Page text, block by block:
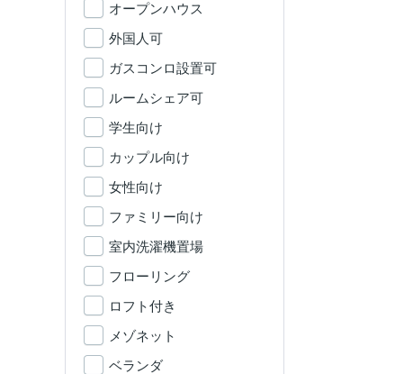
オープンハウス
外国人可
ガスコンロ設置可
ルームシェア可
学生向け
カップル向け
女性向け
ファミリー向け
室内洗濯機置場
フローリング
ロフト付き
メゾネット
ベランダ